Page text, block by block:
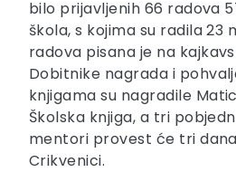
bilo prijavljenih 66 radova
škola, s kojima su radila
radova pisana je na
Dobitnike nagrada i
knjigama su nagradile
Školska knjiga, a tri
mentori provest će tri
Crikvenici.